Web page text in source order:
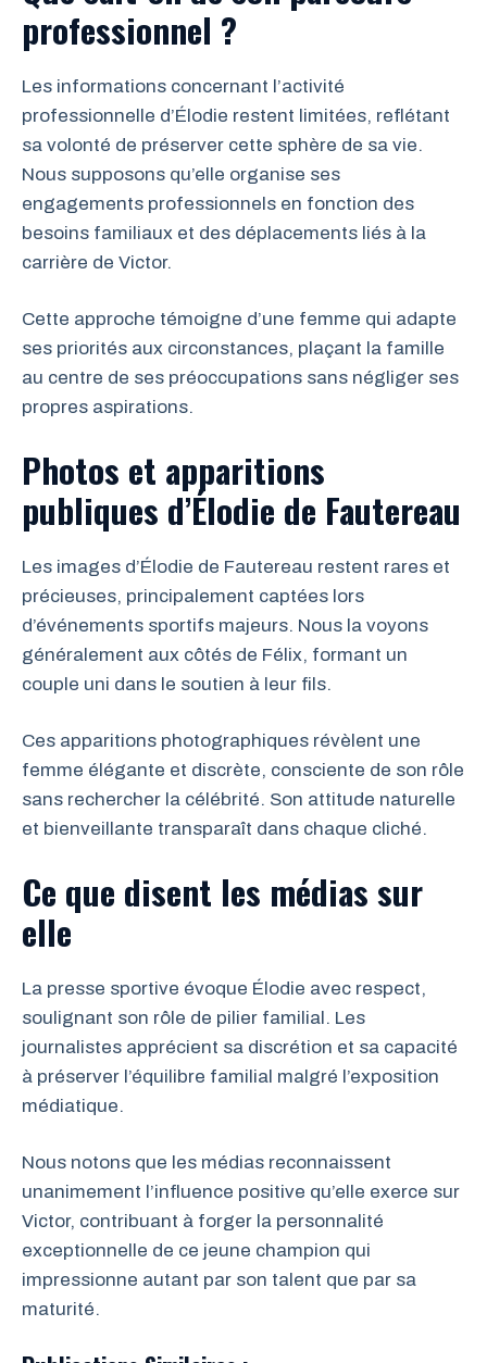
professionnel ?
Les informations concernant l’activité
professionnelle d’Élodie restent limitées, reflétant
sa volonté de préserver cette sphère de sa vie.
Nous supposons qu’elle organise ses
engagements professionnels en fonction des
besoins familiaux et des déplacements liés à la
carrière de Victor.
Cette approche témoigne d’une femme qui adapte
ses priorités aux circonstances, plaçant la famille
au centre de ses préoccupations sans négliger ses
propres aspirations.
Photos et apparitions
publiques d’Élodie de Fautereau
Les images d’Élodie de Fautereau restent rares et
précieuses, principalement captées lors
d’événements sportifs majeurs. Nous la voyons
généralement aux côtés de Félix, formant un
couple uni dans le soutien à leur fils.
Ces apparitions photographiques révèlent une
femme élégante et discrète, consciente de son rôle
sans rechercher la célébrité. Son attitude naturelle
et bienveillante transparaît dans chaque cliché.
Ce que disent les médias sur
elle
La presse sportive évoque Élodie avec respect,
soulignant son rôle de pilier familial. Les
journalistes apprécient sa discrétion et sa capacité
à préserver l’équilibre familial malgré l’exposition
médiatique.
Nous notons que les médias reconnaissent
unanimement l’influence positive qu’elle exerce sur
Victor, contribuant à forger la personnalité
exceptionnelle de ce jeune champion qui
impressionne autant par son talent que par sa
maturité.